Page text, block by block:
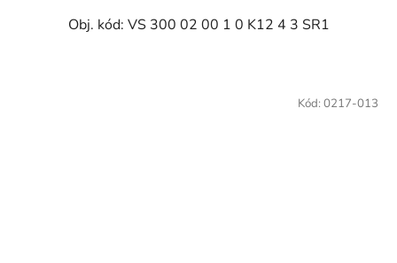
Obj. kód: VS 300 02 00 1 0 K12 4 3 SR1
Kód: 0217-013